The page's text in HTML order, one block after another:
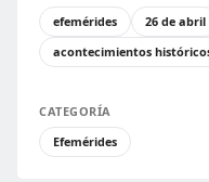
efemérides
26 de abril
acontecimientos
CATEGORÍA
Efemérides